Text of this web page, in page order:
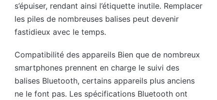
s’épuiser, rendant ainsi l’étiquette inutile. Remplacer
les piles de nombreuses balises peut devenir
fastidieux avec le temps.
Compatibilité des appareils Bien que de nombreux
smartphones prennent en charge le suivi des
balises Bluetooth, certains appareils plus anciens
ne le font pas. Les spécifications Bluetooth ont